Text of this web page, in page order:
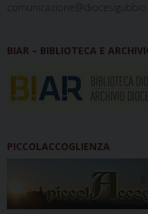
BIAR – BIBLIOTECA E
PICCOLACCOGLIENZA